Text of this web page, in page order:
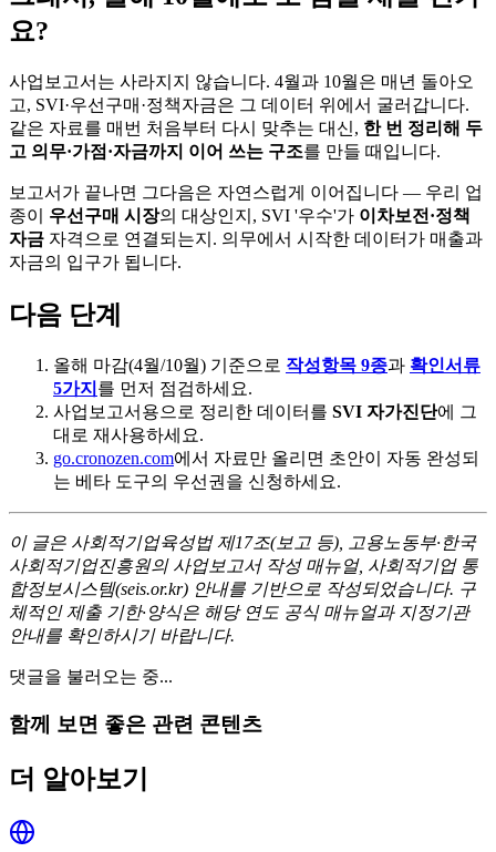
요?
사업보고서는 사라지지 않습니다. 4월과 10월은 매년 돌아오
고, SVI·우선구매·정책자금은 그 데이터 위에서 굴러갑니다.
같은 자료를 매번 처음부터 다시 맞추는 대신, 한 번 정리해 두
고 의무·가점·자금까지 이어 쓰는 구조를 만들 때입니다.
보고서가 끝나면 그다음은 자연스럽게 이어집니다 — 우리 업
종이 우선구매 시장의 대상인지, SVI '우수'가 이차보전·정책
자금 자격으로 연결되는지. 의무에서 시작한 데이터가 매출과
자금의 입구가 됩니다.
다음 단계
올해 마감(4월/10월) 기준으로 작성항목 9종과 확인서류
5가지 를 먼저 점검하세요.
사업보고서용으로 정리한 데이터를 SVI 자가진단에 그
대로 재사용하세요.
go.cronozen.com에서 자료만 올리면 초안이 자동 완성되
는 베타 도구의 우선권을 신청하세요.
이 글은 사회적기업육성법 제17조(보고 등), 고용노동부·한국
사회적기업진흥원의 사업보고서 작성 매뉴얼, 사회적기업 통
합정보시스템(seis.or.kr) 안내를 기반으로 작성되었습니다. 구
체적인 제출 기한·양식은 해당 연도 공식 매뉴얼과 지정기관
안내를 확인하시기 바랍니다.
댓글을 불러오는 중...
함께 보면 좋은 관련 콘텐츠
더 알아보기